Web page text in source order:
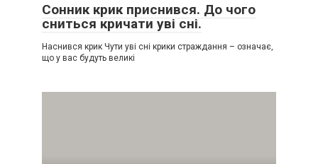
Сонник крик приснився. До чого
сниться кричати уві сні.
Наснився крик Чути уві сні крики страждання – означає,
що у вас будуть великі